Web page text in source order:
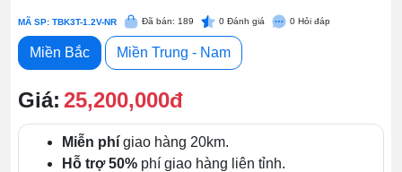
MÃ SP: TBK3T-1.2V-NR Đã bán: 189 0 Đánh giá 0 Hỏi đáp
Miền Bắc Miền Trung - Nam
Giá: 25,200,000đ
Miễn phí giao hàng 20km.
Hỗ trợ 50% phí giao hàng liên tỉnh.